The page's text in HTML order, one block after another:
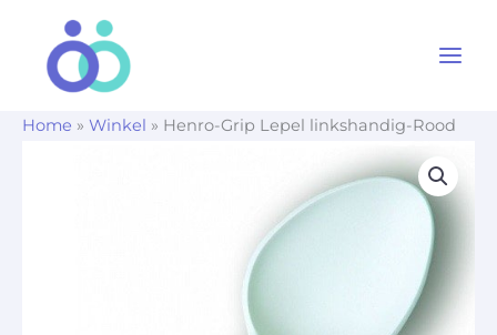
Home » Winkel » Henro-Grip Lepel linkshandig-Rood